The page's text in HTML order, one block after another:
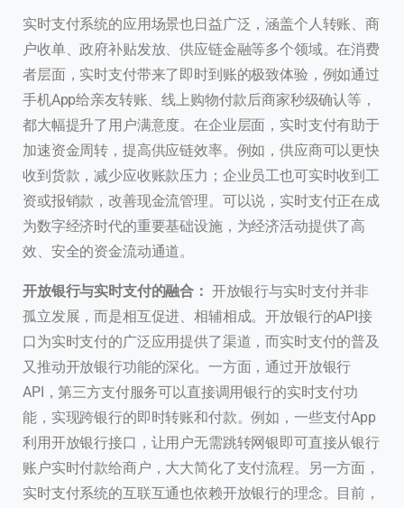
实时支付系统的应用场景也日益广泛，涵盖个人转账、商
户收单、政府补贴发放、供应链金融等多个领域。在消费
者层面，实时支付带来了即时到账的极致体验，例如通过
手机App给亲友转账、线上购物付款后商家秒级确认等，
都大幅提升了用户满意度。在企业层面，实时支付有助于
加速资金周转，提高供应链效率。例如，供应商可以更快
收到货款，减少应收账款压力；企业员工也可实时收到工
资或报销款，改善现金流管理。可以说，实时支付正在成
为数字经济时代的重要基础设施，为经济活动提供了高
效、安全的资金流动通道。
开放银行与实时支付的融合： 开放银行与实时支付并非
孤立发展，而是相互促进、相辅相成。开放银行的API接
口为实时支付的广泛应用提供了渠道，而实时支付的普及
又推动开放银行功能的深化。一方面，通过开放银行
API，第三方支付服务可以直接调用银行的实时支付功
能，实现跨银行的即时转账和付款。例如，一些支付App
利用开放银行接口，让用户无需跳转网银即可直接从银行
账户实时付款给商户，大大简化了支付流程。另一方面，
实时支付系统的互联互通也依赖开放银行的理念。目前，